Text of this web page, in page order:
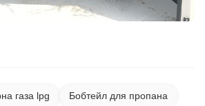
газа lpg Бобтейл для пропана